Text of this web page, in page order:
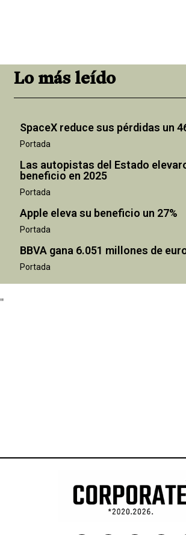
Lo más leído
SpaceX reduce sus pérdidas un
Portada
Las autopistas del Estado
beneficio en 2025
Portada
Apple eleva su beneficio un 27%
Portada
BBVA gana 6.051 millones de
Portada
"